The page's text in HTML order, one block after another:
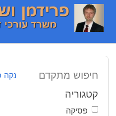
חיפוש מתקדם נקה
קטגוריה
פסיקה